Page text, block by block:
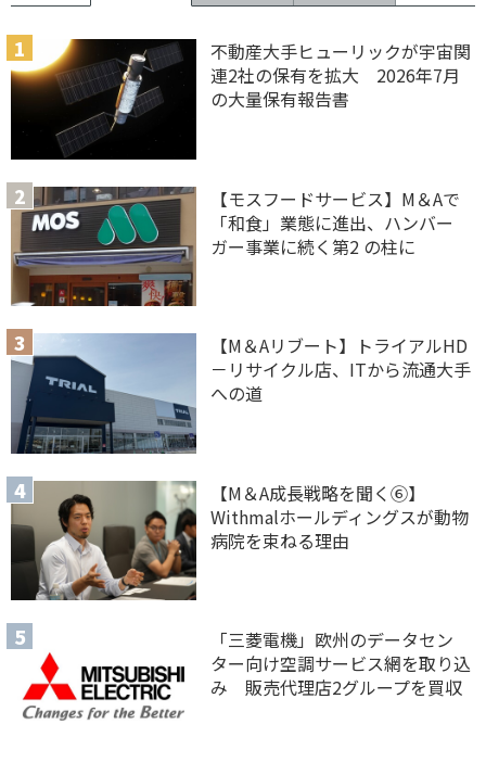
不動産大手ヒューリックが宇宙関
連2社の保有を拡大 2026年7月
の大量保有報告書
【モスフードサービス】M＆Aで
「和食」業態に進出、ハンバー
ガー事業に続く第2 の柱に
【M＆Aリブート】トライアルHD
－リサイクル店、ITから流通大手
への道
【M＆A 成長戦略を聞く⑥】
Withmalホールディングスが動物
病院を束ねる理由
「三菱電機」欧州のデータセン
ター向け空調サービス網を取り込
み 販売代理店2グループを買収